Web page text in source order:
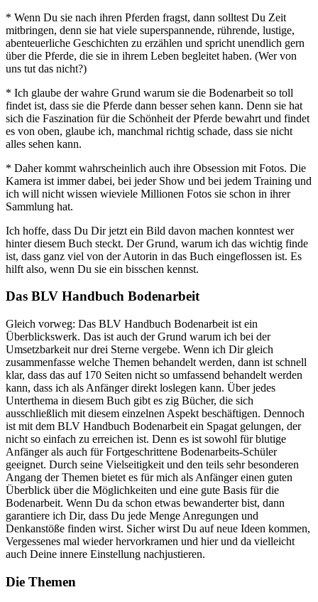
* Wenn Du sie nach ihren Pferden fragst, dann solltest Du Zeit
mitbringen, denn sie hat viele superspannende, rührende, lustige,
abenteuerliche Geschichten zu erzählen und spricht unendlich gern
über die Pferde, die sie in ihrem Leben begleitet haben. (Wer von
uns tut das nicht?)
* Ich glaube der wahre Grund warum sie die Bodenarbeit so toll
findet ist, dass sie die Pferde dann besser sehen kann. Denn sie hat
sich die Faszination für die Schönheit der Pferde bewahrt und findet
es von oben, glaube ich, manchmal richtig schade, dass sie nicht
alles sehen kann.
* Daher kommt wahrscheinlich auch ihre Obsession mit Fotos. Die
Kamera ist immer dabei, bei jeder Show und bei jedem Training und
ich will nicht wissen wieviele Millionen Fotos sie schon in ihrer
Sammlung hat.
Ich hoffe, dass Du Dir jetzt ein Bild davon machen konntest wer
hinter diesem Buch steckt. Der Grund, warum ich das wichtig finde
ist, dass ganz viel von der Autorin in das Buch eingeflossen ist. Es
hilft also, wenn Du sie ein bisschen kennst.
Das BLV Handbuch Bodenarbeit
Gleich vorweg: Das BLV Handbuch Bodenarbeit ist ein
Überblickswerk. Das ist auch der Grund warum ich bei der
Umsetzbarkeit nur drei Sterne vergebe. Wenn ich Dir gleich
zusammenfasse welche Themen behandelt werden, dann ist schnell
klar, dass das auf 170 Seiten nicht so umfassend behandelt werden
kann, dass ich als Anfänger direkt loslegen kann. Über jedes
Unterthema in diesem Buch gibt es zig Bücher, die sich
ausschließlich mit diesem einzelnen Aspekt beschäftigen. Dennoch
ist mit dem BLV Handbuch Bodenarbeit ein Spagat gelungen, der
nicht so einfach zu erreichen ist. Denn es ist sowohl für blutige
Anfänger als auch für Fortgeschrittene Bodenarbeits-Schüler
geeignet. Durch seine Vielseitigkeit und den teils sehr besonderen
Angang der Themen bietet es für mich als Anfänger einen guten
Überblick über die Möglichkeiten und eine gute Basis für die
Bodenarbeit. Wenn Du da schon etwas bewanderter bist, dann
garantiere ich Dir, dass Du jede Menge Anregungen und
Denkanstöße finden wirst. Sicher wirst Du auf neue Ideen kommen,
Vergessenes mal wieder hervorkramen und hier und da vielleicht
auch Deine innere Einstellung nachjustieren.
Die Themen